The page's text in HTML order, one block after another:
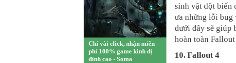
Chỉ vài click, nhận miễn
phí 100% game kinh dị
đỉnh cao - Soma
sinh vật đột biến
ưa những lỗi bug
dưới đây sẽ giúp
hoàn toàn
10. Fallout 4